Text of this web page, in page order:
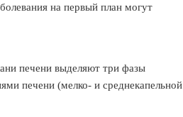
на первый план могут
печени выделяют три фазы
печени (мелко- и среднекапельной